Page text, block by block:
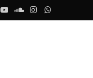
YouTubeSoundCloud
Instagram